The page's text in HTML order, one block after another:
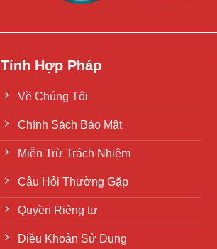
Tính Hợp Pháp
Về Chúng Tôi
Chính Sách Bảo Mật
Miễn Trừ Trách Nhiệm
Câu Hỏi Thường Gặp
Quyền Riêng tư
Điều Khoản Sử Dụng